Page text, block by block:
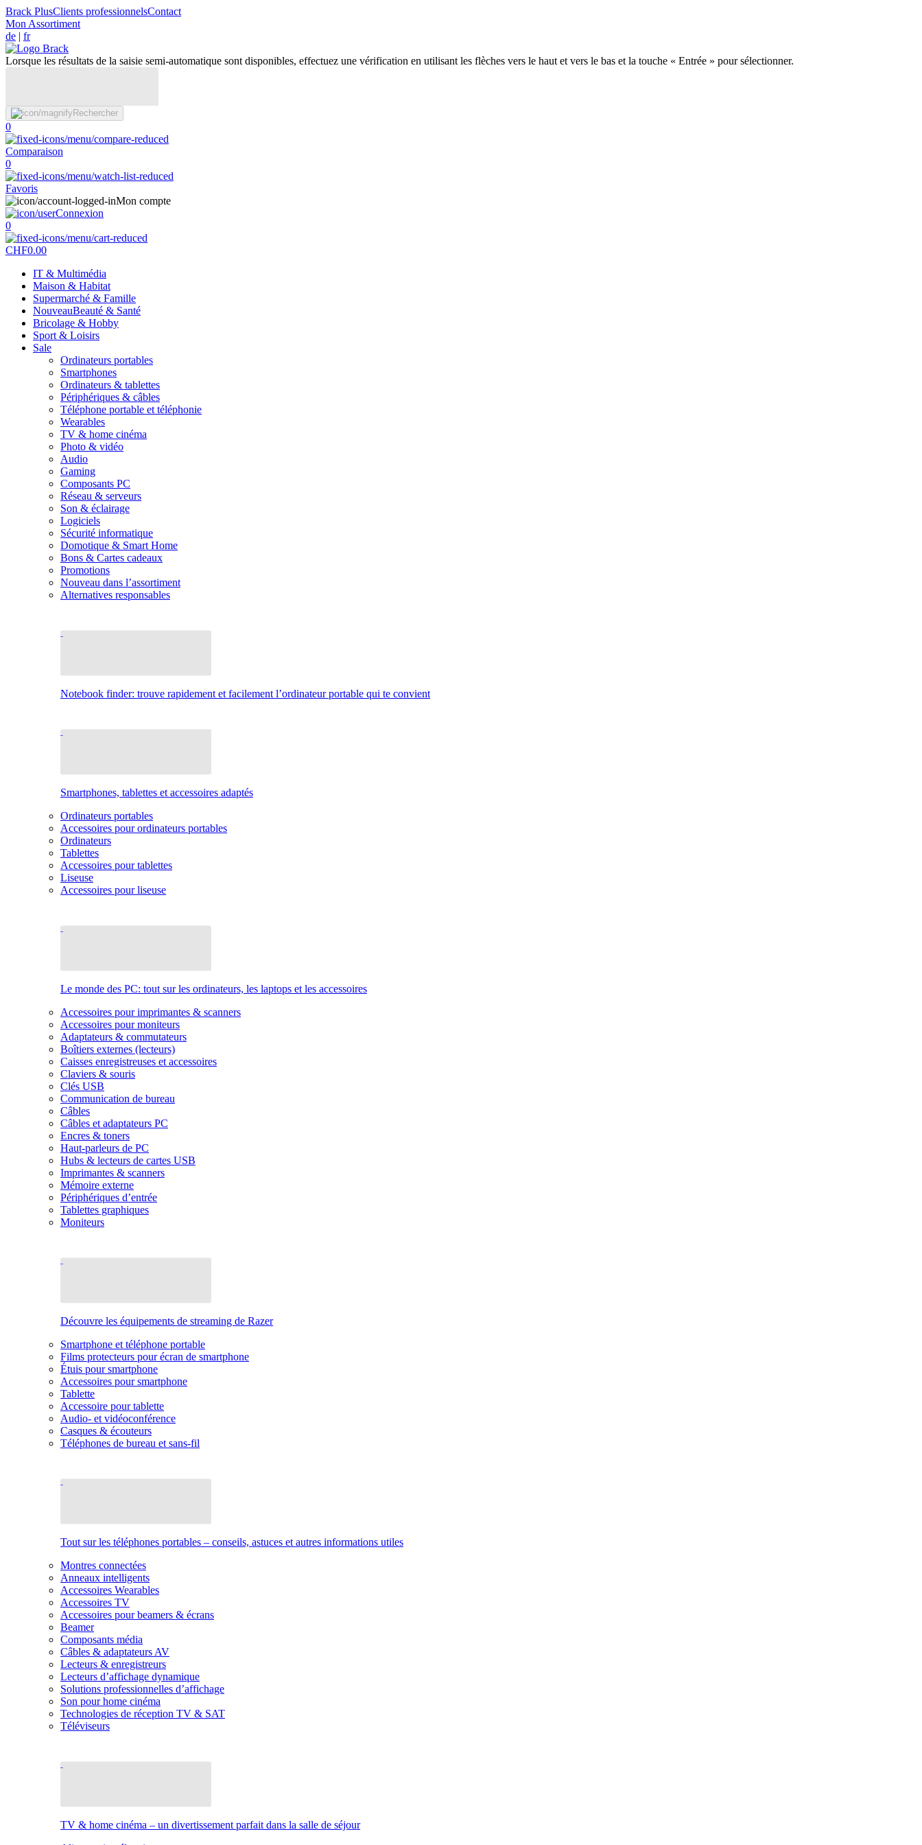
Brack PlusClients professionnelsContact
Mon Assortiment
de | fr
Lorsque les résultats de la saisie semi-automatique sont disponibles, effectuez une vérification en utilisant les flèches vers le haut et vers le bas et la touche « Entrée » pour sélectionner.
Rechercher
0
Comparaison
0
Favoris
Mon compte
Connexion
0
CHF0.00
IT & Multimédia
Maison & Habitat
Supermarché & Famille
NouveauBeauté & Santé
Bricolage & Hobby
Sport & Loisirs
Sale
Ordinateurs portables
Smartphones
Ordinateurs & tablettes
Périphériques & câbles
Téléphone portable et téléphonie
Wearables
TV & home cinéma
Photo & vidéo
Audio
Gaming
Composants PC
Réseau & serveurs
Son & éclairage
Logiciels
Sécurité informatique
Domotique & Smart Home
Bons & Cartes cadeaux
Promotions
Nouveau dans l’assortiment
Alternatives responsables
Notebook finder: trouve rapidement et facilement l’ordinateur portable qui te convient
Smartphones, tablettes et accessoires adaptés
Ordinateurs portables
Accessoires pour ordinateurs portables
Ordinateurs
Tablettes
Accessoires pour tablettes
Liseuse
Accessoires pour liseuse
Le monde des PC: tout sur les ordinateurs, les laptops et les accessoires
Accessoires pour imprimantes & scanners
Accessoires pour moniteurs
Adaptateurs & commutateurs
Boîtiers externes (lecteurs)
Caisses enregistreuses et accessoires
Claviers & souris
Clés USB
Communication de bureau
Câbles
Câbles et adaptateurs PC
Encres & toners
Haut-parleurs de PC
Hubs & lecteurs de cartes USB
Imprimantes & scanners
Mémoire externe
Périphériques d’entrée
Tablettes graphiques
Moniteurs
Découvre les équipements de streaming de Razer
Smartphone et téléphone portable
Films protecteurs pour écran de smartphone
Étuis pour smartphone
Accessoires pour smartphone
Tablette
Accessoire pour tablette
Audio- et vidéoconférence
Casques & écouteurs
Téléphones de bureau et sans-fil
Tout sur les téléphones portables – conseils, astuces et autres informations utiles
Montres connectées
Anneaux intelligents
Accessoires Wearables
Accessoires TV
Accessoires pour beamers & écrans
Beamer
Composants média
Câbles & adaptateurs AV
Lecteurs & enregistreurs
Lecteurs d’affichage dynamique
Solutions professionnelles d’affichage
Son pour home cinéma
Technologies de réception TV & SAT
Téléviseurs
TV & home cinéma – un divertissement parfait dans la salle de séjour